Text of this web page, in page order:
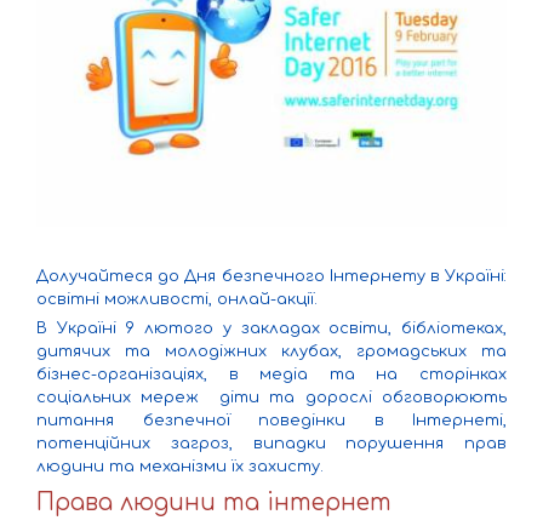
Долучайтеся до Дня безпечного Інтернету в Україні:
освітні можливості, онлай-акції.
В Україні 9 лютого у закладах освіти, бібліотеках,
дитячих та молодіжних клубах, громадських та
бізнес-організаціях, в медіа та на сторінках
соціальних мереж діти та дорослі обговорюють
питання безпечної поведінки в Інтернеті,
потенційних загроз, випадки порушення прав
людини та механізми їх захисту.
Права людини та інтернет